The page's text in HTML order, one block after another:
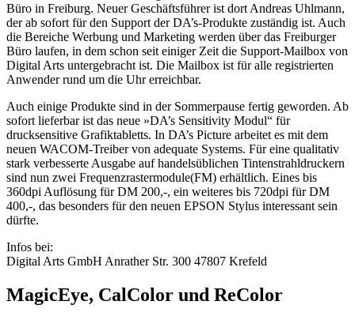
Büro in Freiburg. Neuer Geschäftsführer ist dort Andreas Uhlmann,
der ab sofort für den Support der DA’s-Produkte zuständig ist. Auch
die Bereiche Werbung und Marketing werden über das Freiburger
Büro laufen, in dem schon seit einiger Zeit die Support-Mailbox von
Digital Arts untergebracht ist. Die Mailbox ist für alle registrierten
Anwender rund um die Uhr erreichbar.
Auch einige Produkte sind in der Sommerpause fertig geworden. Ab
sofort lieferbar ist das neue »DA’s Sensitivity Modul“ für
drucksensitive Grafiktabletts. In DA’s Picture arbeitet es mit dem
neuen WACOM-Treiber von adequate Systems. Für eine qualitativ
stark verbesserte Ausgabe auf handelsüblichen Tintenstrahldruckern
sind nun zwei Frequenzrastermodule(FM) erhältlich. Eines bis
360dpi Auflösung für DM 200,-, ein weiteres bis 720dpi für DM
400,-, das besonders für den neuen EPSON Stylus interessant sein
dürfte.
Infos bei:
Digital Arts GmbH Anrather Str. 300 47807 Krefeld
MagicEye, CalColor und ReColor